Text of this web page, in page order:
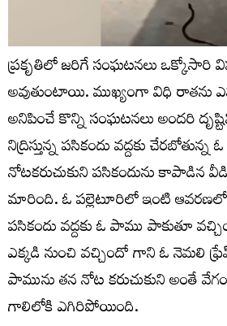
ప్రకృతిలో జరిగే సంఘటనలు ఒక్కోసారి
అవుతుంటాయి. ముఖ్యంగా విధి రాతను
అనిపించే కొన్ని సంఘటనలు అందరి
నిద్రిస్తున్న పసికందు వద్దకు
నోటకరుచుకుని పసికందును
మారింది. ఓ పల్లెటూరిలో ఇంటి
పసికందు వద్దకు ఓ పాము పాకుతూ
ఎక్కడి నుంచి వచ్చిందో గాని ఓ నెమలి
పామును తన నోట కరుచుకుని అంతే
గాలిలోకి ఎగిరిపోయింది.